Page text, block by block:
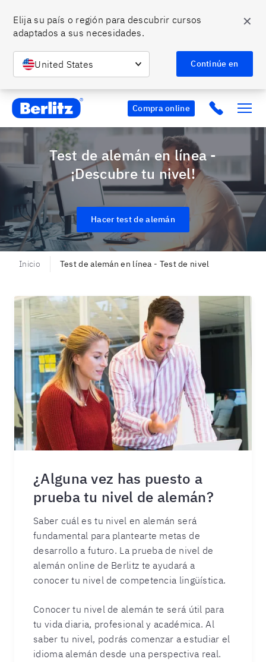
Elija su país o región para descubrir cursos
adaptados a sus necesidades.
United States Continúe en
✕
Berlitz CO Compra online Click to
Test de alemán en línea -
¡Descubre tu nivel!
Hacer test de alemán
Inicio Test de alemán en línea - Test de nivel
¿Alguna vez has puesto a
prueba tu nivel de alemán?
Saber cuál es tu nivel en alemán será
fundamental para plantearte metas de
desarrollo a futuro. La prueba de nivel de
alemán online de Berlitz te ayudará a
conocer tu nivel de competencia lingüística.
Conocer tu nivel de alemán te será útil para
tu vida diaria, profesional y académica. Al
saber tu nivel, podrás comenzar a estudiar el
idioma alemán desde una perspectiva real.